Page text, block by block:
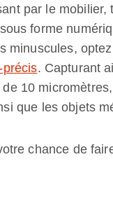
par le mobilier,
forme
minuscules,
. Capturant
10
que les objets
chance de